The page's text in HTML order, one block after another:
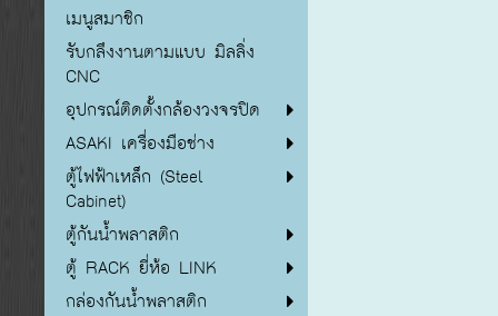
เมนูสมาชิก
รับกลึงงานตามแบบ มิลลิ่ง
CNC
อุปกรณ์ติดตั้งกล้องวงจรปิด
ASAKI เครื่องมือช่าง
ตู้ไฟฟ้าเหล็ก (Steel
Cabinet)
ตู้กันน้ำพลาสติก
ตู้ RACK ยี่ห้อ LINK
กล่องกันน้ำพลาสติก